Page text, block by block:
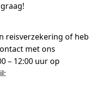
reisverzekering of heb
met ons
– 12:00 uur op